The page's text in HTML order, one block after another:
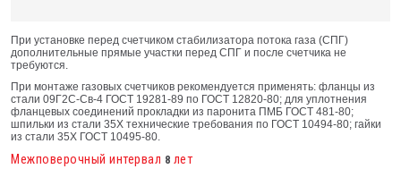
При установке перед счетчиком стабилизатора потока газа (СПГ)
дополнительные прямые участки перед СПГ и после счетчика не
требуются.
При монтаже газовых счетчиков рекомендуется применять: фланцы из
стали 09Г2С-Св-4 ГОСТ 19281-89 по ГОСТ 12820-80; для уплотнения
фланцевых соединений прокладки из паронита ПМБ ГОСТ 481-80;
шпильки из стали 35Х технические требования по ГОСТ 10494-80; гайки
из стали 35Х ГОСТ 10495-80.
Межповерочный интервал 8 лет